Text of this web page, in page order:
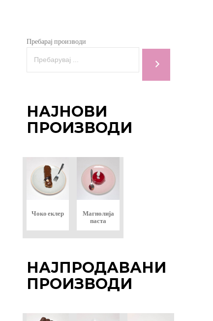
Пребарај производи
НАЈНОВИ
ПРОИЗВОДИ
Чоко еклер
Магнолија
паста
НАЈПРОДАВАНИ
ПРОИЗВОДИ